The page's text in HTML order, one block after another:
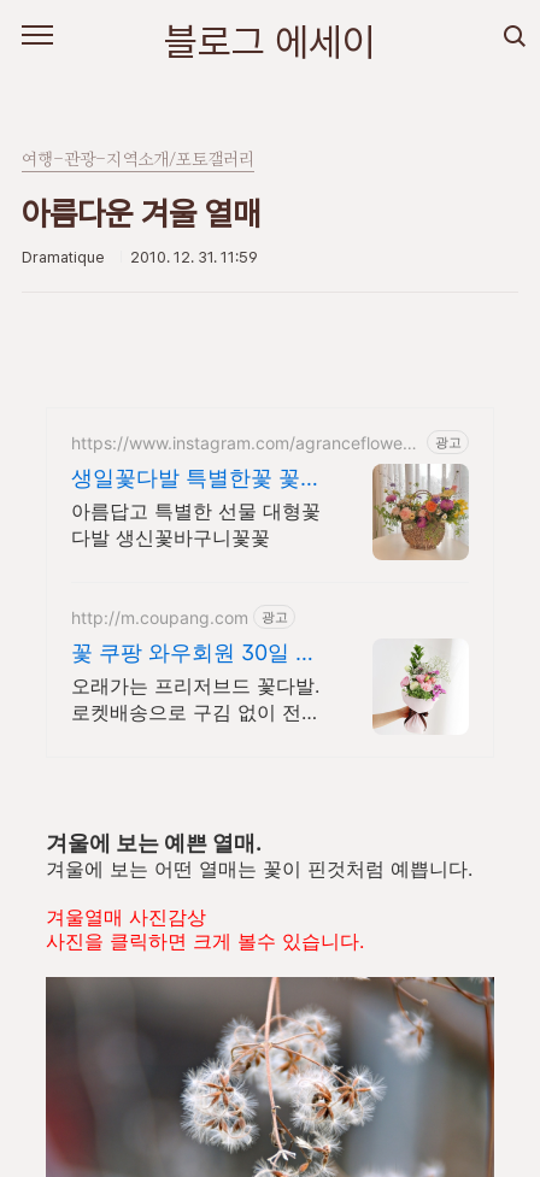
블로그 에세이
여행-관광-지역소개/포토갤러리
아름다운 겨울 열매
Dramatique 2010. 12. 31. 11:59
https://www.instagram.com/agranceflowerc
광고
생일꽃다발 특별한꽃 꽃다
발꽃바구니꽃클래스상시
모집
아름답고 특별한 선물 대형꽃
다발 생신꽃바구니꽃꽃
http://m.coupang.com 광고
꽃 쿠팡 와우회원 30일 반
품
오래가는 프리저브드 꽃다발.
로켓배송으로 구김 없이 전
겨울에 보는 예쁜 열매.
겨울에 보는 어떤 열매는 꽃이 핀것처럼 예쁩니다.
겨울열매 사진감상
사진을 클릭하면 크게 볼수 있습니다.